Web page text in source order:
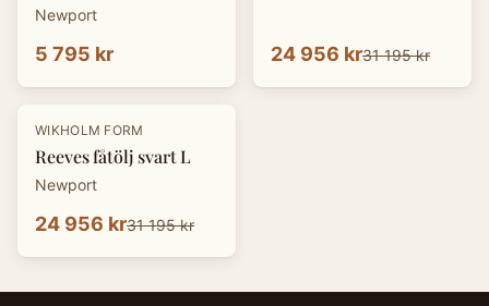
Newport
5 795 kr 24 956 kr31 195 kr
-20%
WIKHOLM FORM
Reeves fåtölj svart L
Newport
24 956 kr31 195 kr